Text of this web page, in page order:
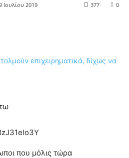
Ιουλίου 2019 0
377
που μόλις τώρα